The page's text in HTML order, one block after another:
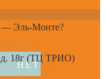
— Эль-Монте?
д. 18г (ТЦ ТРИО)